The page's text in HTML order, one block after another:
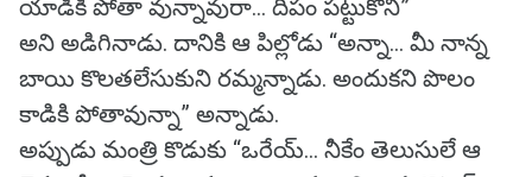
యాడికి పోతా వున్నావురా... దీపం పట్టుకోని”
అని అడిగినాడు. దానికి ఆ పిల్లోడు “అన్నా... మీ నాన్న
బాయి కొలతలేసుకుని రమ్మన్నాడు. అందుకని పొలం
కాడికి పోతావున్నా” అన్నాడు.
అప్పుడు మంత్రి కొడుకు “ఒరేయ్... నీకేం తెలుసులే ఆ